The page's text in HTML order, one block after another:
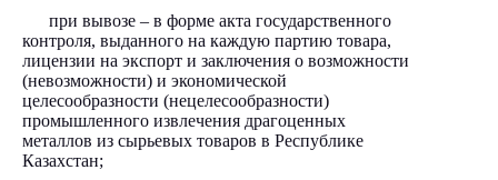
при вывозе – в форме акта государственного
контроля, выданного на каждую партию товара,
лицензии на экспорт и заключения о возможности
(невозможности) и экономической
целесообразности (нецелесообразности)
промышленного извлечения драгоценных
металлов из сырьевых товаров в Республике
Казахстан;